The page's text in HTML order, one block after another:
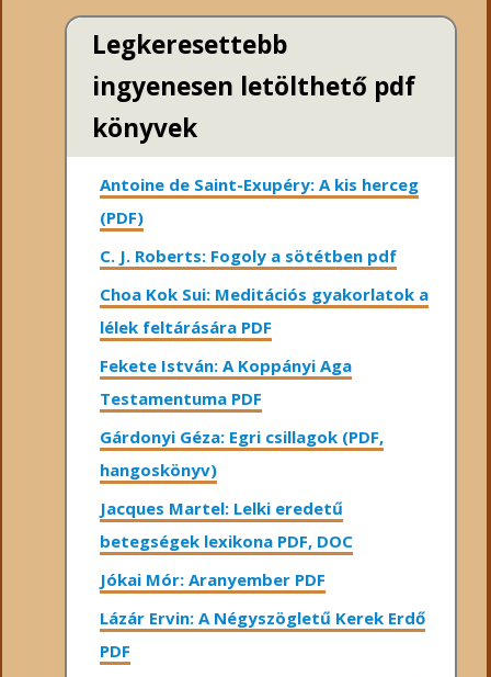
Legkeresettebb
ingyenesen letölthető pdf
könyvek
Antoine de Saint-Exupéry: A kis herceg
(PDF)
C. J. Roberts: Fogoly a sötétben pdf
Choa Kok Sui: Meditációs gyakorlatok a
lélek feltárására PDF
Fekete István: A Koppányi Aga
Testamentuma PDF
Gárdonyi Géza: Egri csillagok (PDF,
hangoskönyv)
Jacques Martel: Lelki eredetű
betegségek lexikona PDF, DOC
Jókai Mór: Aranyember PDF
Lázár Ervin: A Négyszögletű Kerek Erdő
PDF